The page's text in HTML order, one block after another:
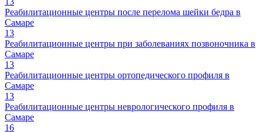
Реабилитационные центры после перелома шейки бедра в
Самаре
13
Реабилитационные центры при заболеваниях позвоночника в
Самаре
13
Реабилитационные центры ортопедического профиля в
Самаре
13
Реабилитационные центры неврологического профиля в
Самаре
16